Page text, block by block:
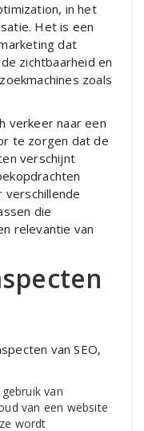
in het
Het is een
dat
zichtbaarheid en
zoals
verkeer naar een
te zorgen dat de
verschijnt
die
relevantie van
van SEO,
van
van een website
wordt